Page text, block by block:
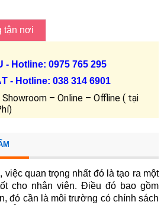
- Hotline: 0975 765 295
- Hotline: 038 314 6901
Showroom – Online – Offline ( tại
quan trọng nhất đó là tạo ra một
cho nhân viên. Điều đó bao gồm
đó cần là môi trường có chính sách